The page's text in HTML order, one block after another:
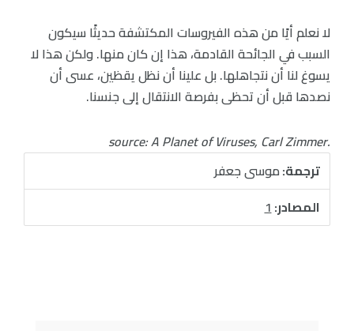
لا نعلم أيًا من هذه الفيروسات المكتشفة حديثًا سيكون
السبب في الجائحة القادمة، هذا إن كان منها. ولكن هذا لا
يسوغ لنا أن نتجاهلها. بل علينا أن نظل يقظين، عسى أن
نصدها قبل أن تحظى بفرصة الانتقال إلى جنسنا.
source: A Planet of Viruses, Carl Zimmer.
ترجمة:موسى جعفر
المصادر:1